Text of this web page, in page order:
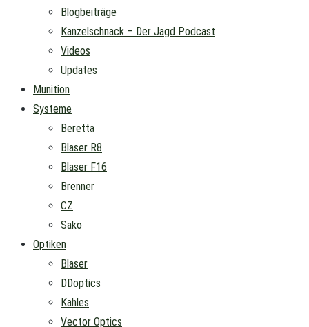
Blogbeiträge
Kanzelschnack – Der Jagd Podcast
Videos
Updates
Munition
Systeme
Beretta
Blaser R8
Blaser F16
Brenner
CZ
Sako
Optiken
Blaser
DDoptics
Kahles
Vector Optics